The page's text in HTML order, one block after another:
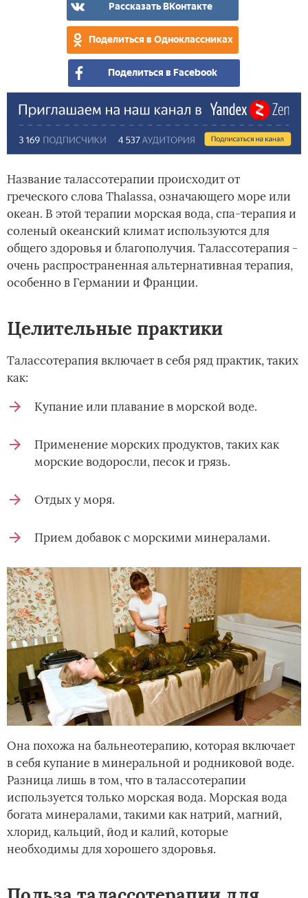
Рассказать ВКонтакте
Поделиться в Одноклассниках
Поделиться в Facebook
Название талассотерапии происходит от
греческого слова Thalassa, означающего море или
океан. В этой терапии морская вода, спа-терапия и
соленый океанский климат используются для
общего здоровья и благополучия. Талассотерапия -
очень распространенная альтернативная терапия,
особенно в Германии и Франции.
Целительные практики
Талассотерапия включает в себя ряд практик, таких
как:
Купание или плавание в морской воде.
Применение морских продуктов, таких как
морские водоросли, песок и грязь.
Отдых у моря.
Прием добавок с морскими минералами.
Она похожа на бальнеотерапию, которая включает
в себя купание в минеральной и родниковой воде.
Разница лишь в том, что в талассотерапии
используется только морская вода. Морская вода
богата минералами, такими как натрий, магний,
хлорид, кальций, йод и калий, которые
необходимы для хорошего здоровья.